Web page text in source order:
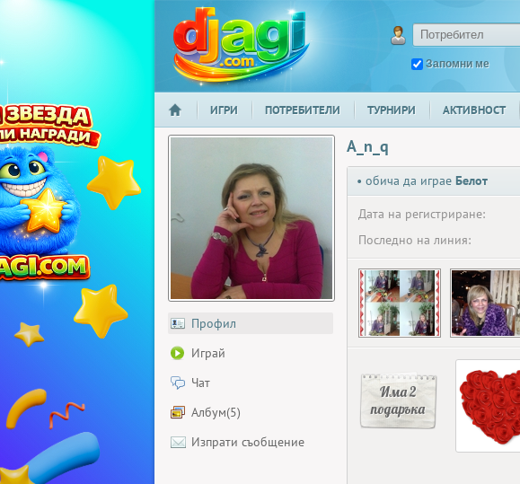
djagi.com
Запомни ме
НАЧАЛО
ИГРИ ПОТРЕБИТЕЛИ ТУРНИРИ АКТИВНОСТ
Профил
Играй
Чат
Албум(5)
Изпрати съобщение
A_n_q
• обича да играе Белот
Дата на регистриране:
Последно на линия:
Има 2
подаръка